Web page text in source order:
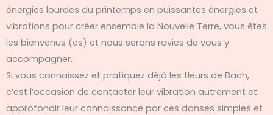
énergies lourdes du printemps en puissantes énergies et
vibrations pour créer ensemble la Nouvelle Terre, vous êtes
les bienvenus (es) et nous serons ravies de vous y
accompagner.
Si vous connaissez et pratiquez déjà les fleurs de Bach,
c’est l’occasion de contacter leur vibration autrement et
approfondir leur connaissance par ces danses simples et